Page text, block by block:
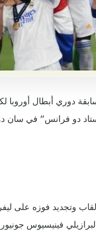
دوري أبطال أوروبا
1-صفر السبت على “ستاد دو فرانس”
وتجديد فوزه على
1-3 في كييف، الى البرازيلي